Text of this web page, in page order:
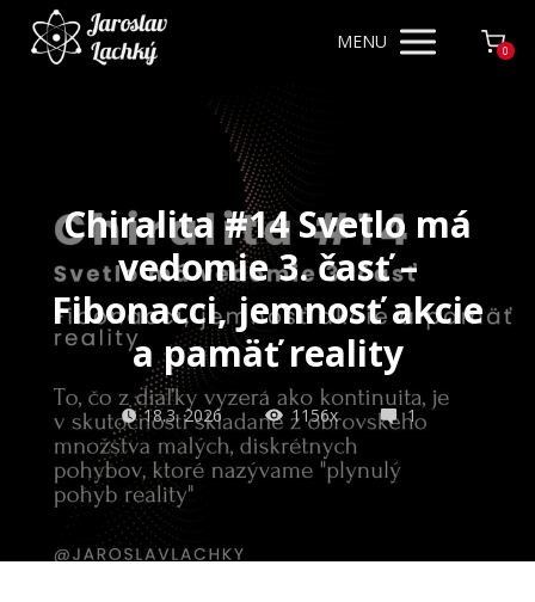
MENU 0
Chiralita #14 Svetlo má
vedomie 3. časť –
Fibonacci, jemnosť akcie
a pamäť reality
18.3. 2026 1156x 1